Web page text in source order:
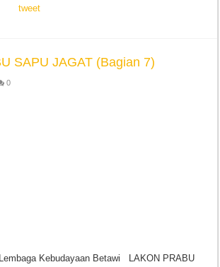
tweet
SAPU JAGAT (Bagian 7)
0
Kebudayaan Betawi LAKON PRABU